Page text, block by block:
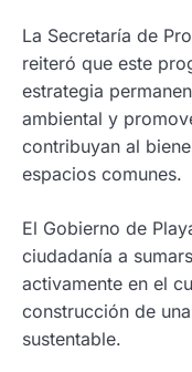
La Secretaría de
reiteró que este
estrategia
ambiental y
contribuyan al
espacios comunes.
El Gobierno de
ciudadanía a
activamente en el
construcción de
sustentable.